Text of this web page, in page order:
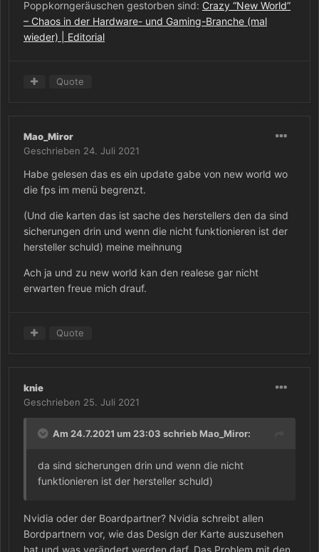
Poppkorngeräuschen gestorben sind: Crazy “New World”
– Chaos in der Hardware- und Gaming-Branche (mal
wieder) | Editorial
Quote
Mao_Miror
Geschrieben 24. Juli 2021
Habe gelesen das es ein update gabe von new world wo
die fps im menü begrenzt.
(Und die karten das ist sache des herstellers den da sind
sicherungen drin und wenn die nicht funktionieren ist der
hersteller schuld) meine meihnung
Ach ja und zu new world kan den realese gar nicht
erwarten freue mich drauf.
Quote
knie
Geschrieben 25. Juli 2021
Am 24.7.2021 um 23:03 schriebMao_Miror:
da sind sicherungen drin und wenn die nicht
funktionieren ist der hersteller schuld)
Nvidia oder der Boardpartner? Nvidia schreibt allen
Bordpartnern vor, wie das Design der Karte auszusehen
hat und was verändert werden darf. Das Problem mit den